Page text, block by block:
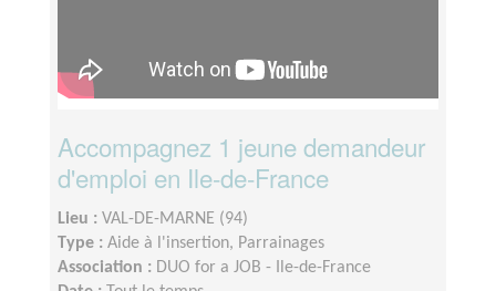
Accompagnez 1 jeune demandeur
d'emploi en Ile-de-France
Lieu : VAL-DE-MARNE (94)
Type : Aide à l'insertion, Parrainages
Association : DUO for a JOB - Ile-de-France